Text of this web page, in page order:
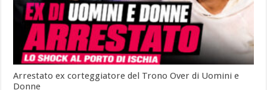
Arrestato ex corteggiatore del Trono Over di Uomini e
Donne